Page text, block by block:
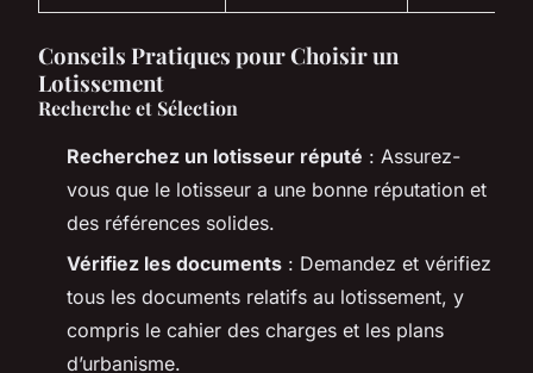
Conseils Pratiques pour Choisir un
Lotissement
Recherche et Sélection
Recherchez un lotisseur réputé : Assurez-
vous que le lotisseur a une bonne réputation et
des références solides.
Vérifiez les documents : Demandez et vérifiez
tous les documents relatifs au lotissement, y
compris le cahier des charges et les plans
d’urbanisme.